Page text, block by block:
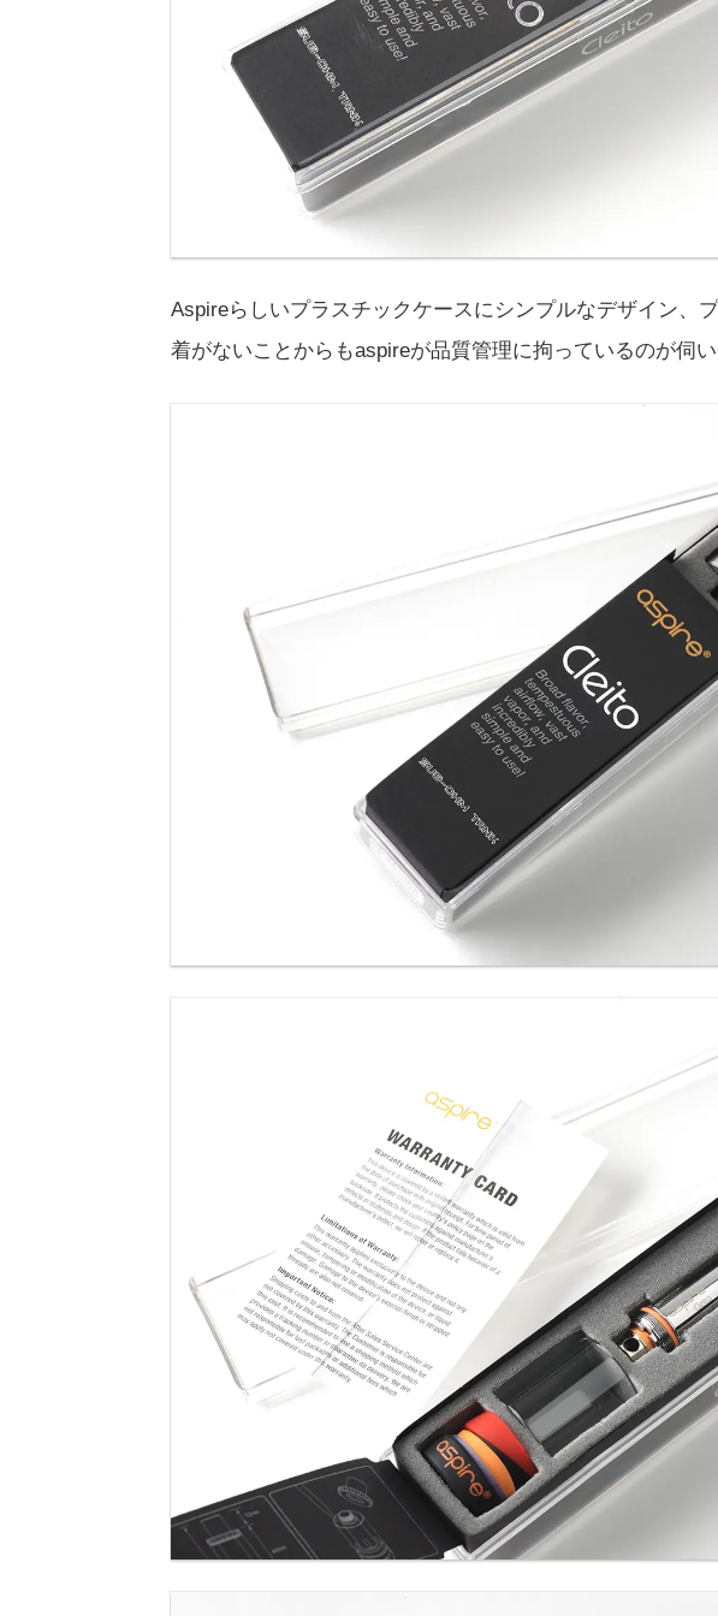
Aspireらしいプラスチックケースにシンプルなデザイン、
着がないことからもaspireが品質管理に拘っているのが伺い